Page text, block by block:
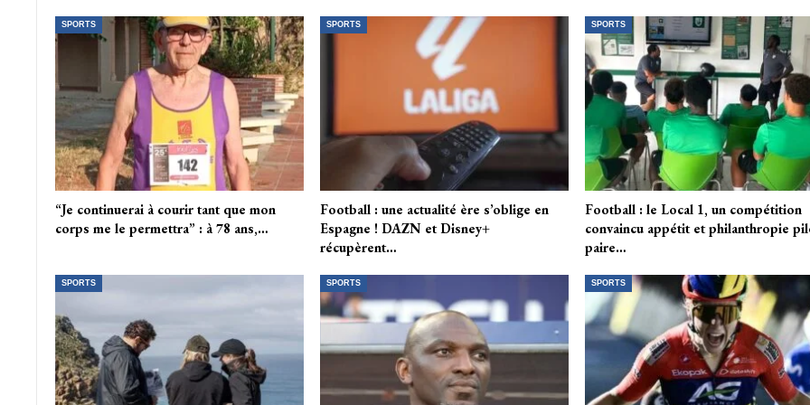
SPORTS
“Je continuerai à courir tant que mon
corps me le permettra” : à 78 ans,…
SPORTS
Football : une actualité ère s’oblige en
Espagne ! DAZN et Disney+
récupèrent…
SPORTS
Football : le Local 1, un compétition
convaincu appétit et philanthropie
paire…
SPORTS SPORTS SPORTS